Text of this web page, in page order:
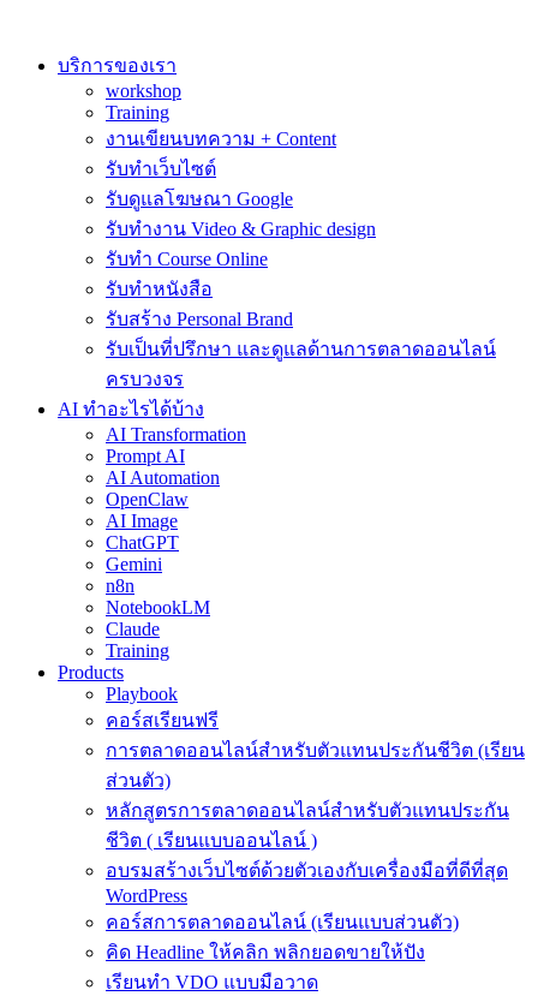
contentบริการของเรา
workshop
Training
งานเขียนบทความ + Content
รับทำเว็บไซต์
รับดูแลโฆษณา Google
รับทำงาน Video & Graphic design
รับทำ Course Online
รับทำหนังสือ
รับสร้าง Personal Brand
รับเป็นที่ปรึกษา และดูแลด้านการตลาดออนไลน์
ครบวงจร
AI ทำอะไรได้บ้าง
AI Transformation
Prompt AI
AI Automation
OpenClaw
AI Image
ChatGPT
Gemini
n8n
NotebookLM
Claude
Training
Products
Playbook
คอร์สเรียนฟรี
การตลาดออนไลน์สำหรับตัวแทนประกันชีวิต (เรียน
ส่วนตัว)
หลักสูตรการตลาดออนไลน์สำหรับตัวแทนประกัน
ชีวิต ( เรียนแบบออนไลน์ )
อบรมสร้างเว็บไซต์ด้วยตัวเองกับเครื่องมือที่ดีที่สุด
WordPress
คอร์สการตลาดออนไลน์ (เรียนแบบส่วนตัว)
คิด Headline ให้คลิก พลิกยอดขายให้ปัง
เรียนทำ VDO แบบมือวาด